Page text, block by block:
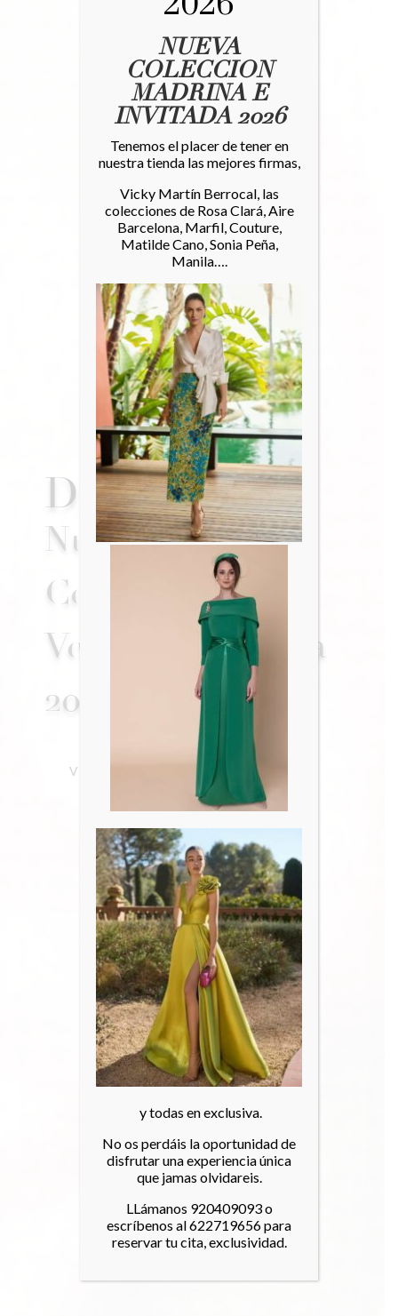
D'NSUEÑO
Nuevas
Colecciones de
Vestidos de Novia
2026
VER NOVIAS
NUEVA
COLECCION
MADRINA E
INVITADA 2026
Tenemos el placer de tener en
nuestra tienda las mejores firmas,
Vicky Martín Berrocal, las
colecciones de Rosa Clará, Aire
Barcelona, Marfil, Couture,
Matilde Cano, Sonia Peña,
Manila….
y todas en exclusiva.
No os perdáis la oportunidad de
disfrutar una experiencia única
que jamas olvidareis.
LLámanos 920409093 o
escríbenos al 622719656 para
reservar tu cita, exclusividad.